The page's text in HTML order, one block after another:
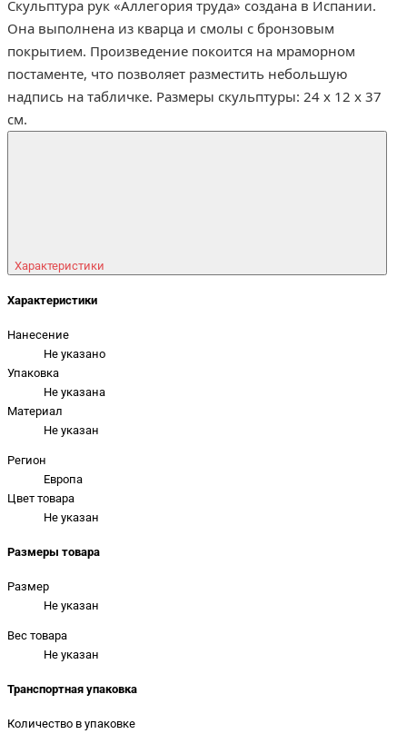
Скульптура рук «Аллегория труда» создана в Испании.
Она выполнена из кварца и смолы с бронзовым
покрытием. Произведение покоится на мраморном
постаменте, что позволяет разместить небольшую
надпись на табличке. Размеры скульптуры: 24 x 12 x 37
см.
Характеристики
Характеристики
Нанесение
Не указано
Упаковка
Не указана
Материал
Не указан
Регион
Европа
Цвет товара
Не указан
Размеры товара
Размер
Не указан
Вес товара
Не указан
Транспортная упаковка
Количество в упаковке